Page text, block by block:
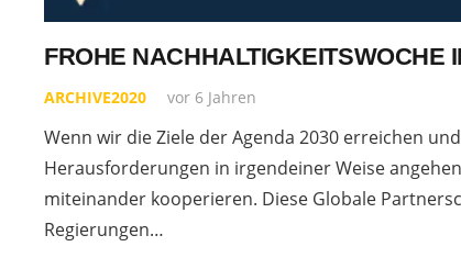
FROHE NACHHALTIGKEITSWOCHE
ARCHIVE2020 vor 6 Jahren
Wenn wir die Ziele der Agenda 2030 erreichen
Herausforderungen in irgendeiner Weise
miteinander kooperieren. Diese Globale
Regierungen…